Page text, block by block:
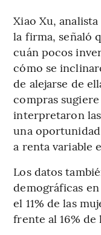
Xiao Xu,
la firma, señaló
cuán pocos
cómo se
de alejarse de
compras
interpretaron
una
a renta variable
Los datos
demográficas
el 11% de las
frente al 16% de